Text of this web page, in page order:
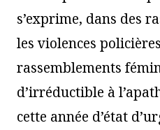
s’exprime, dans des
les violences
rassemblements
d’irréductible à
cette année d’état